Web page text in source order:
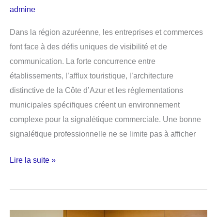
admine
Dans la région azuréenne, les entreprises et commerces
font face à des défis uniques de visibilité et de
communication. La forte concurrence entre
établissements, l’afflux touristique, l’architecture
distinctive de la Côte d’Azur et les réglementations
municipales spécifiques créent un environnement
complexe pour la signalétique commerciale. Une bonne
signalétique professionnelle ne se limite pas à afficher
Signalétique
à
Lire la suite »